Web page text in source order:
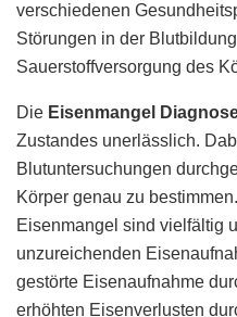
verschiedenen
Störungen in der
Sauerstoffversorgung des
Die Eisenmangel
Zustandes unerlässlich.
Blutuntersuchungen
Körper genau zu
Eisenmangel sind vielfältig
unzureichenden
gestörte Eisenaufnahme
erhöhten Eisenverlusten